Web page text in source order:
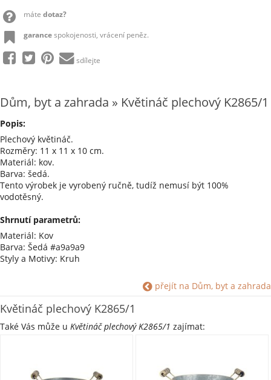
máte dotaz?
garancespokojenosti, vrácení peněz.
sdílejte
Dům, byt a zahrada » Květináč plechový K2865/1
Popis:
Plechový květináč.
Rozměry: 11 x 11 x 10 cm.
Materiál: kov.
Barva: šedá.
Tento výrobek je vyrobený ručně, tudíž nemusí být 100%
vodotěsný.
Shrnutí parametrů:
Materiál: Kov
Barva: Šedá #a9a9a9
Styly a Motivy: Kruh
přejít na Dům, byt a zahrada
Květináč plechový K2865/1
Také Vás může u Květináč plechový K2865/1 zajímat: